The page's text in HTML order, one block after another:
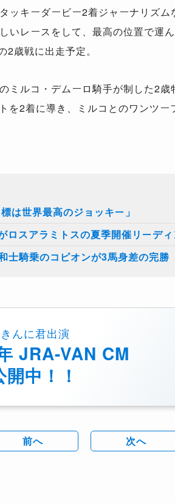
ッキーダービー2着ジャーナリズ
いレースをして、最高の位置で運
歳戦に出走予定。
ミルコ・デムーロ騎手が制した2
2着に導き、ミルコとのワンツー
は世界最高のジョッキー」
ロスアラミトスの夏季開催リーデ
士騎乗のコピオンが3馬身差の完勝
んに君出演
JRA-VAN CM
中！！
前へ 次へ